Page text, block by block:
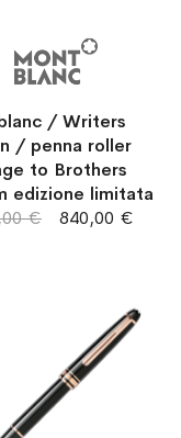
/ Writers
/ penna roller
to Brothers
edizione limitata
840,00 €
€